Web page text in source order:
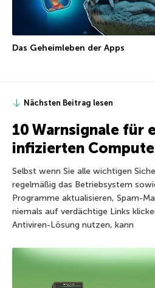
Das Geheimleben der Apps
Nächsten Beitrag lesen
10 Warnsignale für
infizierten
Selbst wenn Sie alle wichtigen
regelmäßig das Betriebsystem
Programme aktualisieren, Spam-
niemals auf verdächtige Links
Antiviren-Lösung nutzen, kann